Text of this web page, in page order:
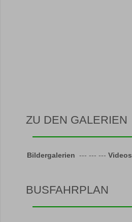
ZU DEN GALERIEN
Bildergalerien --- --- --- Videos
BUSFAHRPLAN